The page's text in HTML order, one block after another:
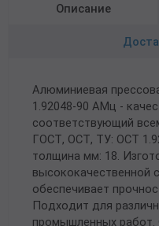
Описание
Алюминиевая
1.92048-90 АМц -
соответствующий
ГОСТ, ОСТ, ТУ: ОСТ
толщина мм: 18.
высококачественной
обеспечивает
Подходит для
промышленных работ.